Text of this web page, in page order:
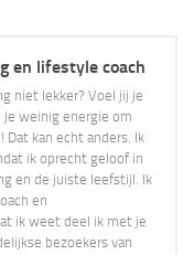
en lifestyle coach
niet lekker? Voel jij je
je weinig energie om
Dat kan echt anders. Ik
ik oprecht geloof in
en de juiste leefstijl. Ik
en
ik weet deel ik met je
bezoekers van